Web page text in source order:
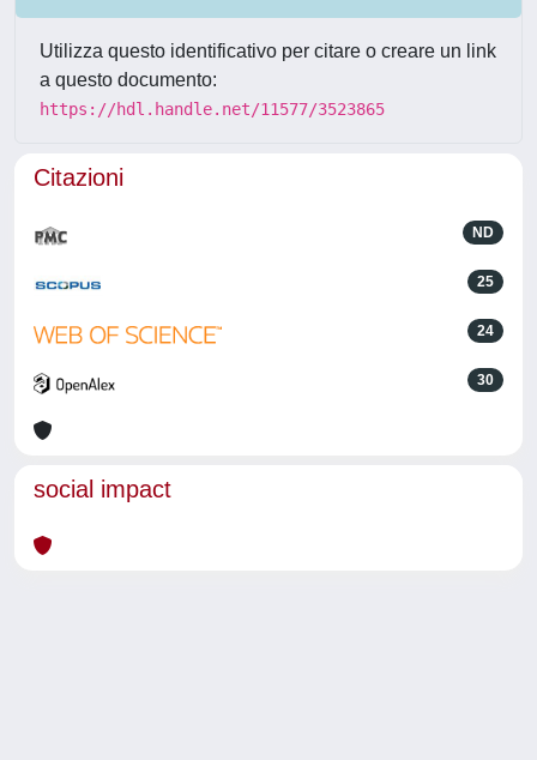
Utilizza questo identificativo per citare o creare un link
a questo documento:
https://hdl.handle.net/11577/3523865
Citazioni
ND
25
24
30
social impact